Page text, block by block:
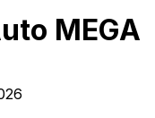
MEGA